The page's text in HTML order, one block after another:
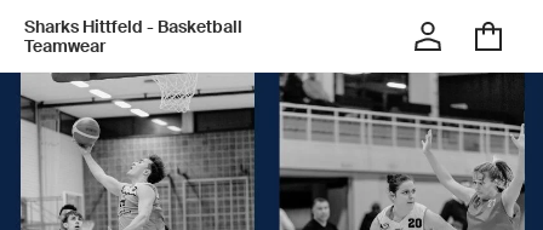
Sharks Hittfeld - Basketball
Teamwear